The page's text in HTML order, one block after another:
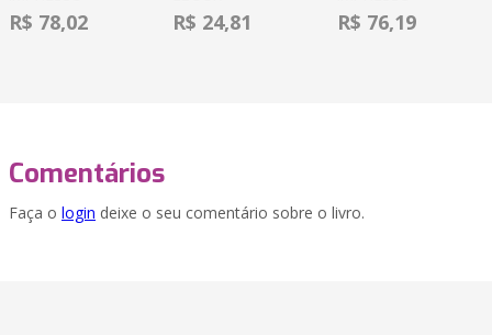
R$ 78,02 R$ 24,81 R$ 76,19
Comentários
Faça o login deixe o seu comentário sobre o livro.